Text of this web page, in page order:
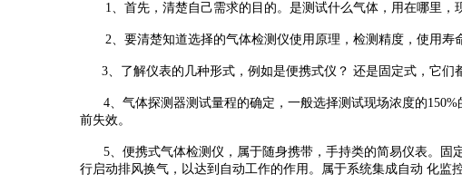
1、首先，清楚自己需求的目的。是测试什么气体，用在哪里，
​2、要清楚知道选择的气体检测仪使用原理，检测精度，使用寿
3、了解仪表的几种形式，例如是便携式仪？ 还是固定式，它们
4、气体探测器测试量程的确定，一般选择测试现场浓度的150%
前失效。
5、便携式气体检测仪，属于随身携带，手持类的简易仪表。固
行启动排风换气，以达到自动工作的作用。属于系统集成自动 化监